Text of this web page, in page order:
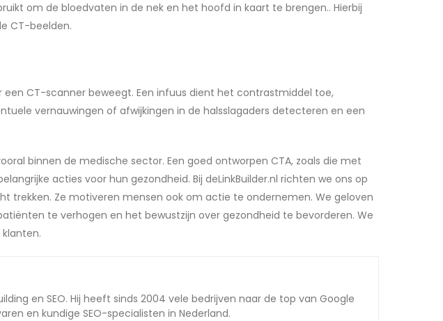
om de bloedvaten in de nek en het hoofd in kaart te brengen.. Hierbij
CT-beelden.
CT-scanner beweegt. Een infuus dient het contrastmiddel toe,
vernauwingen of afwijkingen in de halsslagaders detecteren en een
binnen de medische sector. Een goed ontworpen CTA, zoals die met
acties voor hun gezondheid. Bij deLinkBuilder.nl richten we ons op
trekken. Ze motiveren mensen ook om actie te ondernemen. We geloven
te verhogen en het bewustzijn over gezondheid te bevorderen. We
en SEO. Hij heeft sinds 2004 vele bedrijven naar de top van Google
en kundige SEO-specialisten in Nederland.